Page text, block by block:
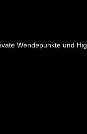
Wendepunkte und